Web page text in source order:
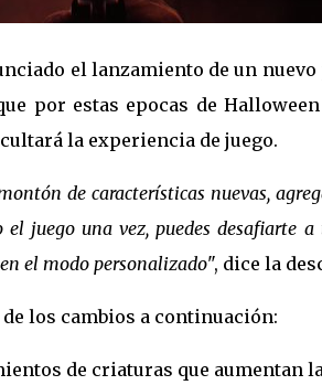
el lanzamiento de un
por estas epocas de
la experiencia de juego.
de características nuevas,
el juego una vez, puedes desafiarte
el modo personalizado", dice la
los cambios a continuación:
de criaturas que aumentan